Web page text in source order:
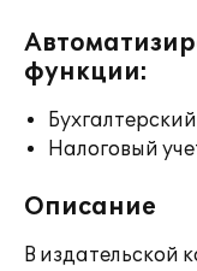
функции:
Налоговый
Описание
В издательской